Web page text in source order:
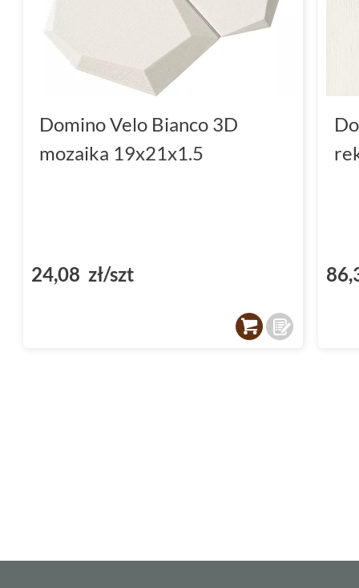
Domino Velo Bianco 3D
mozaika 19x21x1.5
24,08 zł/szt